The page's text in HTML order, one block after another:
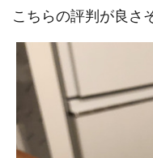
こちらの評判が良さ